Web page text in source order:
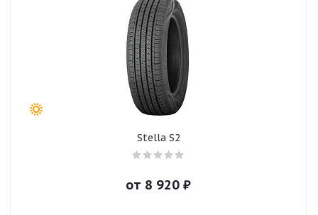
Stella S2
от 8 920 ₽